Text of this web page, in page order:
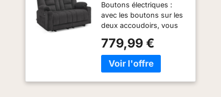
Sommeil, canapé
Relax 2 Places avec
Bouton réglable à
150°, Chaise de
cinéma avec
Fonction inclinable,
7009 (Gris)
Boutons électriques :
avec les boutons sur les
deux accoudoirs, vous
pieds et le dossier de ce
canapé 2 places à votre
position allongée
779,99 €